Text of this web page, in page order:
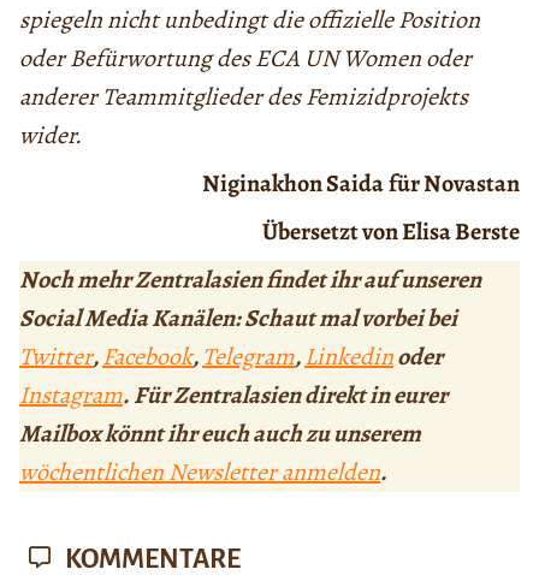
spiegeln nicht unbedingt die offizielle Position
oder Befürwortung des ECA UN Women oder
anderer Teammitglieder des Femizidprojekts
wider.
Niginakhon Saidafür Novastan
Übersetzt von Elisa Berste
Noch mehr Zentralasien findet ihr auf unseren
Social Media Kanälen: Schaut mal vorbei bei
Twitter,Facebook,Telegram,Linkedinoder
Instagram. Für Zentralasien direkt in eurer
Mailbox könnt ihr euch auch zu unserem
wöchentlichen Newsletter anmelden.
KOMMENTARE